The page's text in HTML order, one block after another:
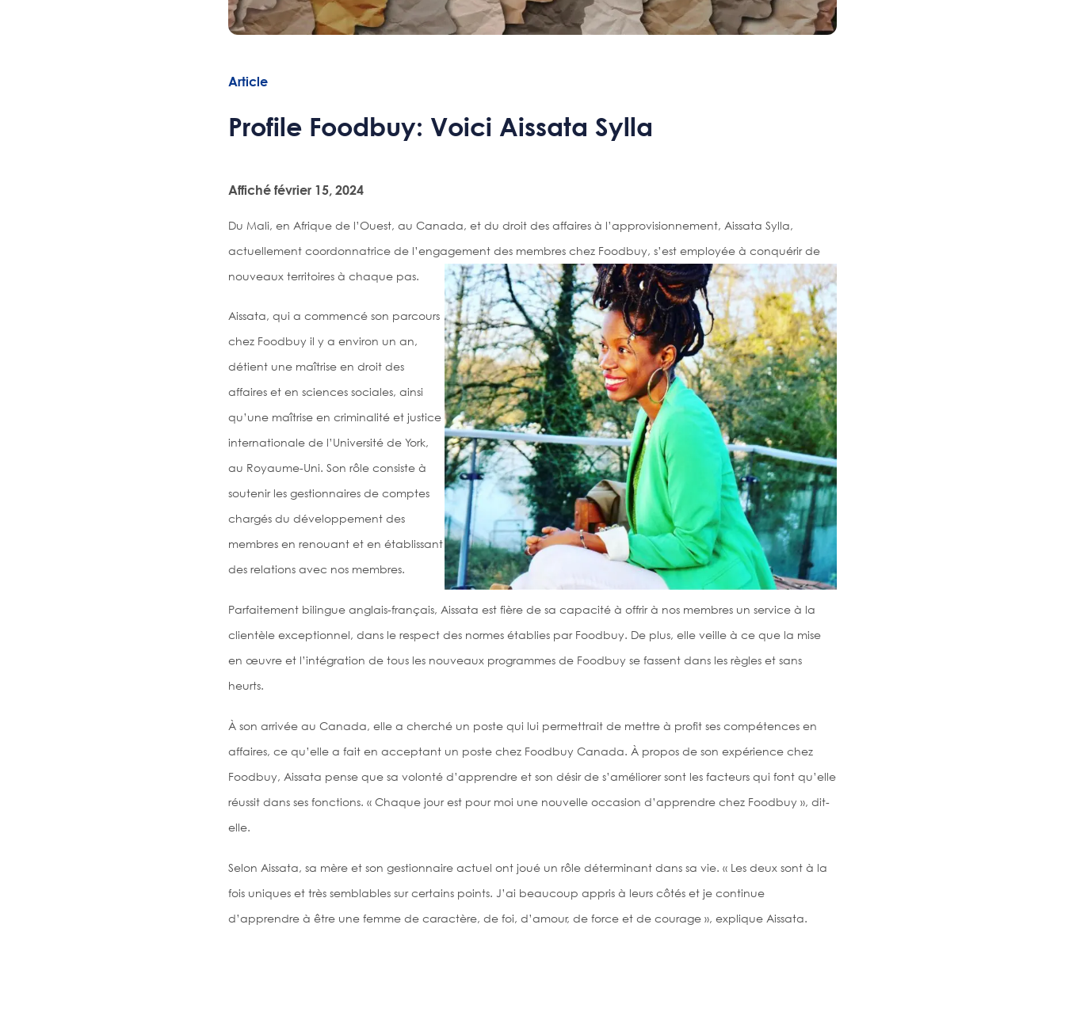
plusieurs volets pour protéger notre planète.
Article
Profile Foodbuy: Voici Aissata Sylla
Affiché février 15, 2024
Du Mali, en Afrique de l’Ouest, au Canada, et du droit des affaires à l’approvisionnement, Aissata Sylla,
actuellement coordonnatrice de l’engagement des membres chez Foodbuy, s’est employée à conquérir de
nouveaux territoires à chaque pas.
Aissata, qui a commencé son parcours
chez Foodbuy il y a environ un an,
détient une maîtrise en droit des
affaires et en sciences sociales, ainsi
qu’une maîtrise en criminalité et justice
internationale de l’Université de York,
au Royaume-Uni. Son rôle consiste à
soutenir les gestionnaires de comptes
chargés du développement des
membres en renouant et en établissant
des relations avec nos membres.
Parfaitement bilingue anglais-français, Aissata est fière de sa capacité à offrir à nos membres un service à la
clientèle exceptionnel, dans le respect des normes établies par Foodbuy. De plus, elle veille à ce que la mise
en œuvre et l’intégration de tous les nouveaux programmes de Foodbuy se fassent dans les règles et sans
heurts.
À son arrivée au Canada, elle a cherché un poste qui lui permettrait de mettre à profit ses compétences en
affaires, ce qu’elle a fait en acceptant un poste chez Foodbuy Canada. À propos de son expérience chez
Foodbuy, Aissata pense que sa volonté d’apprendre et son désir de s’améliorer sont les facteurs qui font qu’elle
réussit dans ses fonctions. « Chaque jour est pour moi une nouvelle occasion d’apprendre chez Foodbuy », dit-
elle.
Selon Aissata, sa mère et son gestionnaire actuel ont joué un rôle déterminant dans sa vie. « Les deux sont à la
fois uniques et très semblables sur certains points. J’ai beaucoup appris à leurs côtés et je continue
d’apprendre à être une femme de caractère, de foi, d’amour, de force et de courage », explique Aissata.